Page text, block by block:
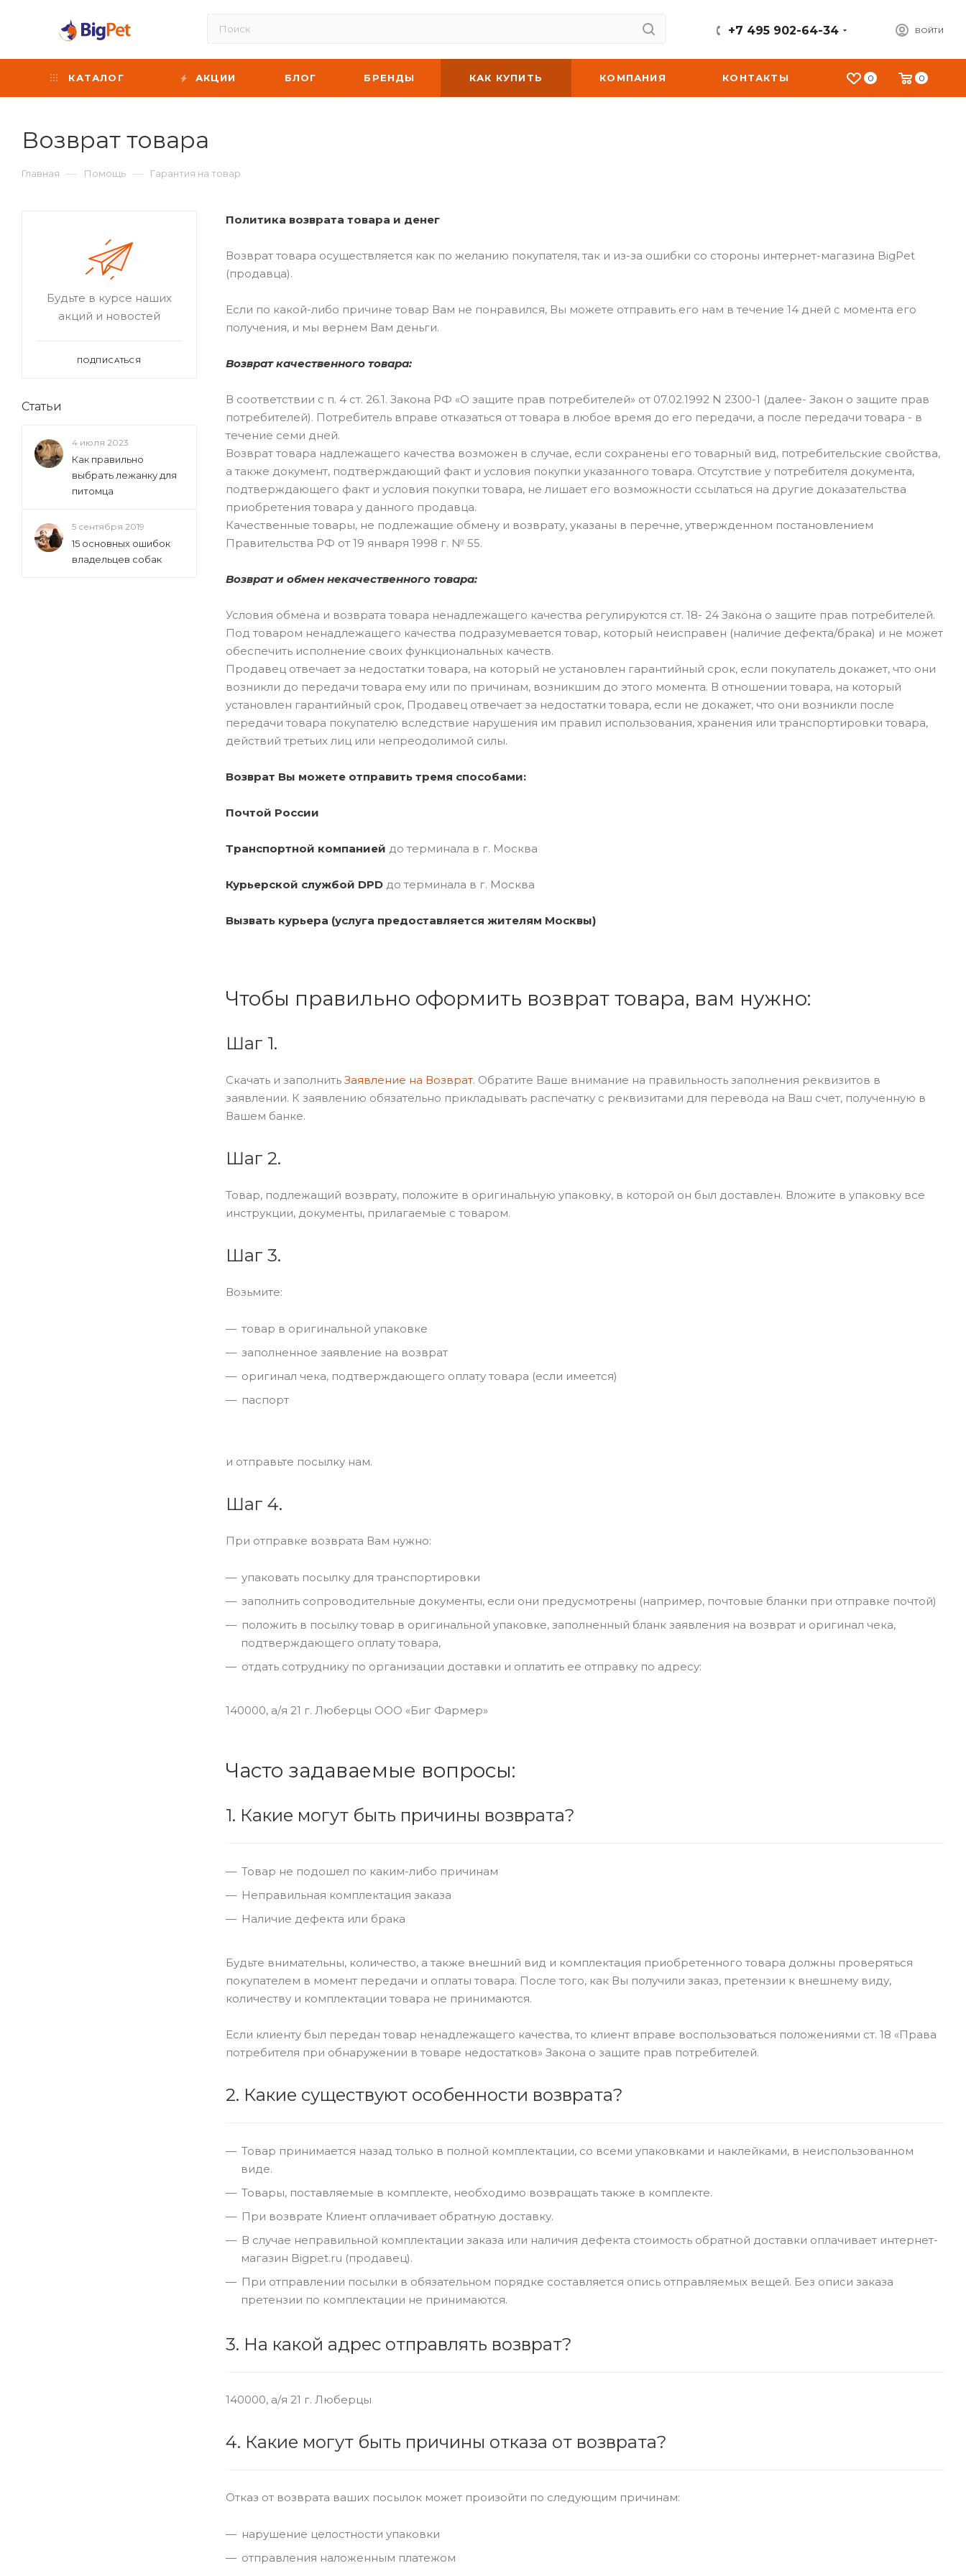
ВОЙТИ
+7 495 902-64-34
0 0
КАТАЛОГ АКЦИИ БЛОГ БРЕНДЫ КАК КУПИТЬ КОМПАНИЯ КОНТАКТЫ
Возврат товара
Главная — Помощь — Гарантия на товар
Политика возврата товара и денег
Возврат товара осуществляется как по желанию покупателя, так и из-за ошибки со стороны интернет-магазина BigPet
(продавца).
Если по какой-либо причине товар Вам не понравился, Вы можете отправить его нам в течение 14 дней с момента его
получения, и мы вернем Вам деньги.
Возврат качественного товара:
В соответствии с п. 4 ст. 26.1. Закона РФ «О защите прав потребителей» от 07.02.1992 N 2300-1 (далее- Закон о защите прав
потребителей). Потребитель вправе отказаться от товара в любое время до его передачи, а после передачи товара - в
течение семи дней.
Возврат товара надлежащего качества возможен в случае, если сохранены его товарный вид, потребительские свойства,
а также документ, подтверждающий факт и условия покупки указанного товара. Отсутствие у потребителя документа,
подтверждающего факт и условия покупки товара, не лишает его возможности ссылаться на другие доказательства
приобретения товара у данного продавца.
Качественные товары, не подлежащие обмену и возврату, указаны в перечне, утвержденном постановлением
Правительства РФ от 19 января 1998 г. № 55.
Возврат и обмен некачественного товара:
Условия обмена и возврата товара ненадлежащего качества регулируются ст. 18- 24 Закона о защите прав потребителей.
Под товаром ненадлежащего качества подразумевается товар, который неисправен (наличие дефекта/брака) и не может
обеспечить исполнение своих функциональных качеств.
Продавец отвечает за недостатки товара, на который не установлен гарантийный срок, если покупатель докажет, что они
возникли до передачи товара ему или по причинам, возникшим до этого момента. В отношении товара, на который
установлен гарантийный срок, Продавец отвечает за недостатки товара, если не докажет, что они возникли после
передачи товара покупателю вследствие нарушения им правил использования, хранения или транспортировки товара,
действий третьих лиц или непреодолимой силы.
Возврат Вы можете отправить тремя способами:
Почтой России
Транспортной компанией до терминала в г. Москва
Курьерской службой DPD до терминала в г. Москва
Вызвать курьера (услуга предоставляется жителям Москвы)
Чтобы правильно оформить возврат товара, вам нужно:
Шаг 1.
Скачать и заполнить Заявление на Возврат. Обратите Ваше внимание на правильность заполнения реквизитов в
заявлении. К заявлению обязательно прикладывать распечатку с реквизитами для перевода на Ваш счет, полученную в
Вашем банке.
Шаг 2.
Товар, подлежащий возврату, положите в оригинальную упаковку, в которой он был доставлен. Вложите в упаковку все
инструкции, документы, прилагаемые с товаром.
Шаг 3.
Возьмите:
товар в оригинальной упаковке
заполненное заявление на возврат
оригинал чека, подтверждающего оплату товара (если имеется)
паспорт
и отправьте посылку нам.
Шаг 4.
При отправке возврата Вам нужно:
упаковать посылку для транспортировки
заполнить сопроводительные документы, если они предусмотрены (например, почтовые бланки при отправке почтой)
положить в посылку товар в оригинальной упаковке, заполненный бланк заявления на возврат и оригинал чека,
подтверждающего оплату товара,
отдать сотруднику по организации доставки и оплатить ее отправку по адресу:
140000, а/я 21 г. Люберцы ООО «Биг Фармер»
Часто задаваемые вопросы:
1. Какие могут быть причины возврата?
Товар не подошел по каким-либо причинам
Неправильная комплектация заказа
Наличие дефекта или брака
Будьте внимательны, количество, а также внешний вид и комплектация приобретенного товара должны проверяться
покупателем в момент передачи и оплаты товара. После того, как Вы получили заказ, претензии к внешнему виду,
количеству и комплектации товара не принимаются.
Если клиенту был передан товар ненадлежащего качества, то клиент вправе воспользоваться положениями ст. 18 «Права
потребителя при обнаружении в товаре недостатков» Закона о защите прав потребителей.
2. Какие существуют особенности возврата?
Товар принимается назад только в полной комплектации, со всеми упаковками и наклейками, в неиспользованном
виде.
Товары, поставляемые в комплекте, необходимо возвращать также в комплекте.
При возврате Клиент оплачивает обратную доставку.
В случае неправильной комплектации заказа или наличия дефекта стоимость обратной доставки оплачивает интернет-
магазин Bigpet.ru (продавец).
При отправлении посылки в обязательном порядке составляется опись отправляемых вещей. Без описи заказа
претензии по комплектации не принимаются.
3. На какой адрес отправлять возврат?
140000, а/я 21 г. Люберцы
4. Какие могут быть причины отказа от возврата?
Отказ от возврата ваших посылок может произойти по следующим причинам:
нарушение целостности упаковки
отправления наложенным платежом
Будьте в курсе наших
акций и новостей
ПОДПИСАТЬСЯ
Статьи
4 июля 2023
Как правильно
выбрать лежанку для
питомца
5 сентября 2019
15 основных ошибок
владельцев собак